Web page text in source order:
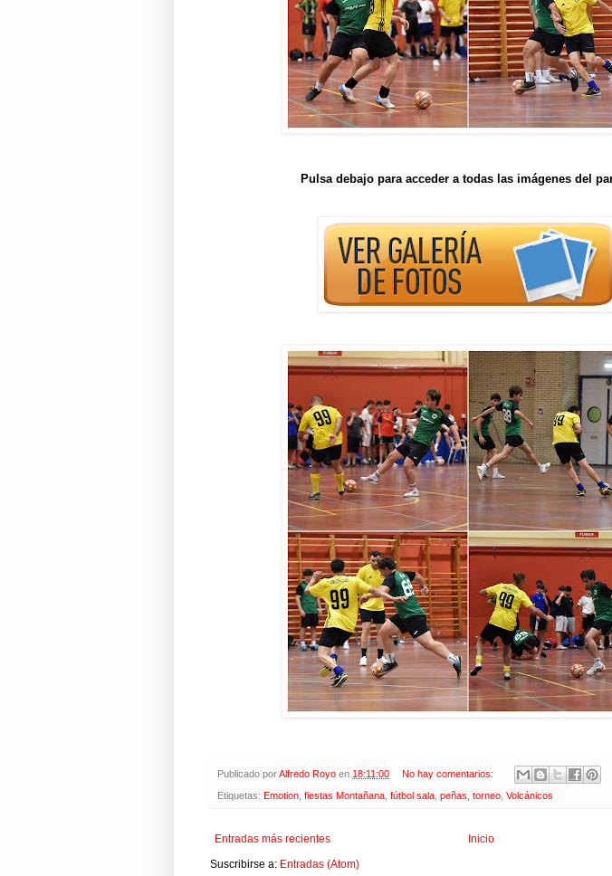
Pulsa debajo para acceder a todas las imágenes del
Publicado porAlfredo Royo en 18:11:00 No hay comentarios:
Etiquetas: Emotion fiestas Montañana fútbol sala peñas torneo Volcánicos
Entradas más recientes
Inicio
Suscribirse a: Entradas (Atom)